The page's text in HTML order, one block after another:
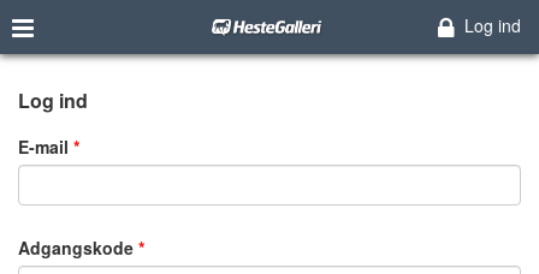
Log ind
Log ind
E-mail
Adgangskode